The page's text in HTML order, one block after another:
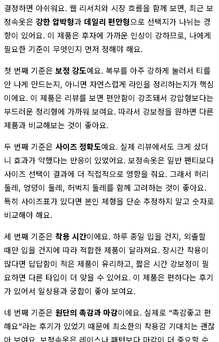
결정하면 아쉬워요. 웹 리서치와 시장 흐름을 함께 보면, 최근 보
정속옷은 강한 압박형과 데일리 편안형으로 선택지가 나뉘는 경
향이 있어요. 이 제품은 후자에 가까운 인상이 강하므로, 나에게
필요한 기준이 무엇인지 먼저 정해야 해요.
첫 번째 기준은 보정 강도예요. 복부를 아주 강하게 눌러서 티를
안 나게 만드는지, 아니면 자연스럽게 라인을 정리하는지가 핵심
이에요. 이 제품은 리뷰를 보면 편안함이 강조돼서 강압형보다는
부드러운 정리형에 가까워 보여요. 따라서 강보정을 원하면 다른
제품과 비교해보는 것이 좋아요.
두 번째 기준은 사이즈 정확도예요. 실제 리뷰에서도 크게 샀더
니 효과가 약했다는 반응이 있었어요. 보정속옷은 일반 팬티보다
사이즈 선택이 결과에 더 직접적으로 영향을 줘요. 그래서 허리
둘레, 엉덩이 둘레, 허벅지 둘레를 함께 고려하는 것이 좋아요.
특히 사이즈표가 있다면 본인 체형을 단순 추정하지 말고 숫자로
비교해야 해요.
세 번째 기준은 착용 시간이에요. 하루 종일 입을 건지, 외출할
때만 입을 건지에 따라 적합한 제품이 달라져요. 장시간 착용이
많다면 답답함이 적은 제품이 유리하고, 짧은 시간 강보정이 필
요하면 다른 타입이 더 맞을 수 있어요. 이 제품은 편하다는 후기
가 있어서 일상용과 궁합이 좋아 보여요.
네 번째 기준은 원단의 촉감과 마감이에요. 실제로 “촉감좋고 편
해요”라는 후기가 있었기 때문에 최소한의 착용감 기대치는 괜찮
아 보여요. 보정속옷은 레이스나 패턴보다 마감이 더 중요할 수